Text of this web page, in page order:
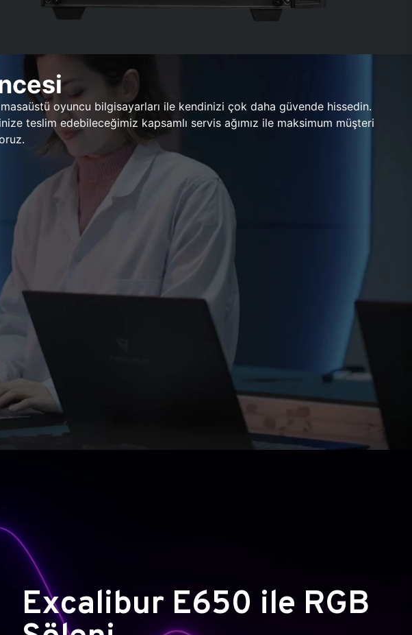
oyuncu bilgisayarları ile kendinizi çok daha güvende hissedin.
teslim edebileceğimiz kapsamlı servis ağımız ile maksimum müşteri
Excalibur E650 ile RGB